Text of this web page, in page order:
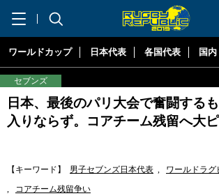
"ラ
ワールドカップ 日本代表 各国代表 国内
セブンズ
日本、最後のパリ大会で奮闘する
入りならず。コアチーム残留へ大
【キーワード】 男子セブンズ日本代表 ,
ワールドラ
,
コアチーム残留争い